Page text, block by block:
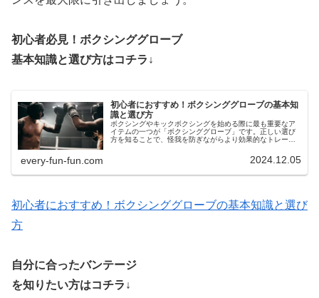
初心者必見！ボクシンググローブ
基本知識と選び方はコチラ↓
初心者におすすめ！ボクシンググローブの基本知
識と選び方
ボクシングやキックボクシングを始める際に最も重要なア
イテムの一つが「ボクシンググローブ」です。正しい選び
方を知ることで、怪我を防ぎながらより効果的なトレーニ
every-fun-fun.com 2024.12.05
初心者におすすめ！ボクシンググローブの基本知識と選び
方
自分に合ったバンテージ
を知りたい方はコチラ↓